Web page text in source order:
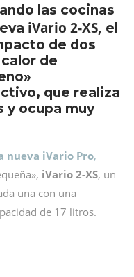
las cocinas
iVario 2-XS, el
de dos
de
que realiza
y ocupa muy
nueva iVario Pro,
iVario 2-XS, un
una con una
de 17 litros.